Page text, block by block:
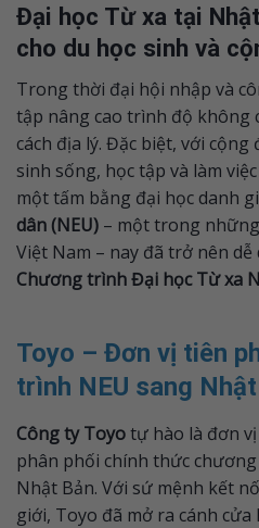
Đại học Từ xa tại
cho du học sinh và
Trong thời đại hội nhập và
tập nâng cao trình độ không
cách địa lý. Đặc biệt, với
sinh sống, học tập và làm
một tấm bằng đại học danh
dân (NEU) – một trong
Việt Nam – nay đã trở nên
Chương trình Đại học Từ xa
Toyo – Đơn vị tiên
trình NEU sang
Công ty Toyotự hào là đơn
phân phối chính thức
Nhật Bản. Với sứ mệnh kết
giới, Toyo đã mở ra cánh